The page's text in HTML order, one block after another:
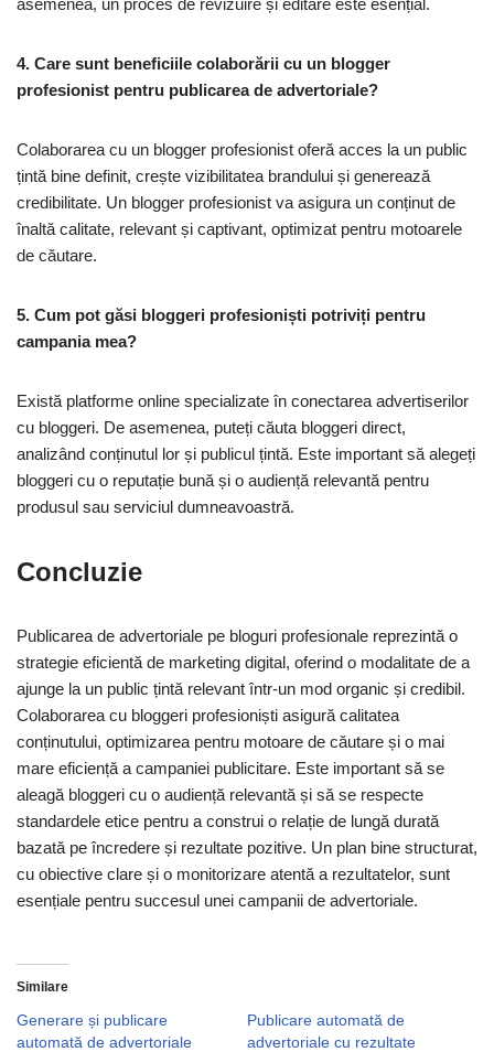
asemenea, un proces de revizuire și editare este esențial.
4. Care sunt beneficiile colaborării cu un blogger
profesionist pentru publicarea de advertoriale?
Colaborarea cu un blogger profesionist oferă acces la un public
țintă bine definit, crește vizibilitatea brandului și generează
credibilitate. Un blogger profesionist va asigura un conținut de
înaltă calitate, relevant și captivant, optimizat pentru motoarele
de căutare.
5. Cum pot găsi bloggeri profesioniști potriviți pentru
campania mea?
Există platforme online specializate în conectarea advertiserilor
cu bloggeri. De asemenea, puteți căuta bloggeri direct,
analizând conținutul lor și publicul țintă. Este important să alegeți
bloggeri cu o reputație bună și o audiență relevantă pentru
produsul sau serviciul dumneavoastră.
Concluzie
Publicarea de advertoriale pe bloguri profesionale reprezintă o
strategie eficientă de marketing digital, oferind o modalitate de a
ajunge la un public țintă relevant într-un mod organic și credibil.
Colaborarea cu bloggeri profesioniști asigură calitatea
conținutului, optimizarea pentru motoare de căutare și o mai
mare eficiență a campaniei publicitare. Este important să se
aleagă bloggeri cu o audiență relevantă și să se respecte
standardele etice pentru a construi o relație de lungă durată
bazată pe încredere și rezultate pozitive. Un plan bine structurat,
cu obiective clare și o monitorizare atentă a rezultatelor, sunt
esențiale pentru succesul unei campanii de advertoriale.
Similare
Generare și publicare
automată de advertoriale
Publicare automată de
advertoriale cu rezultate